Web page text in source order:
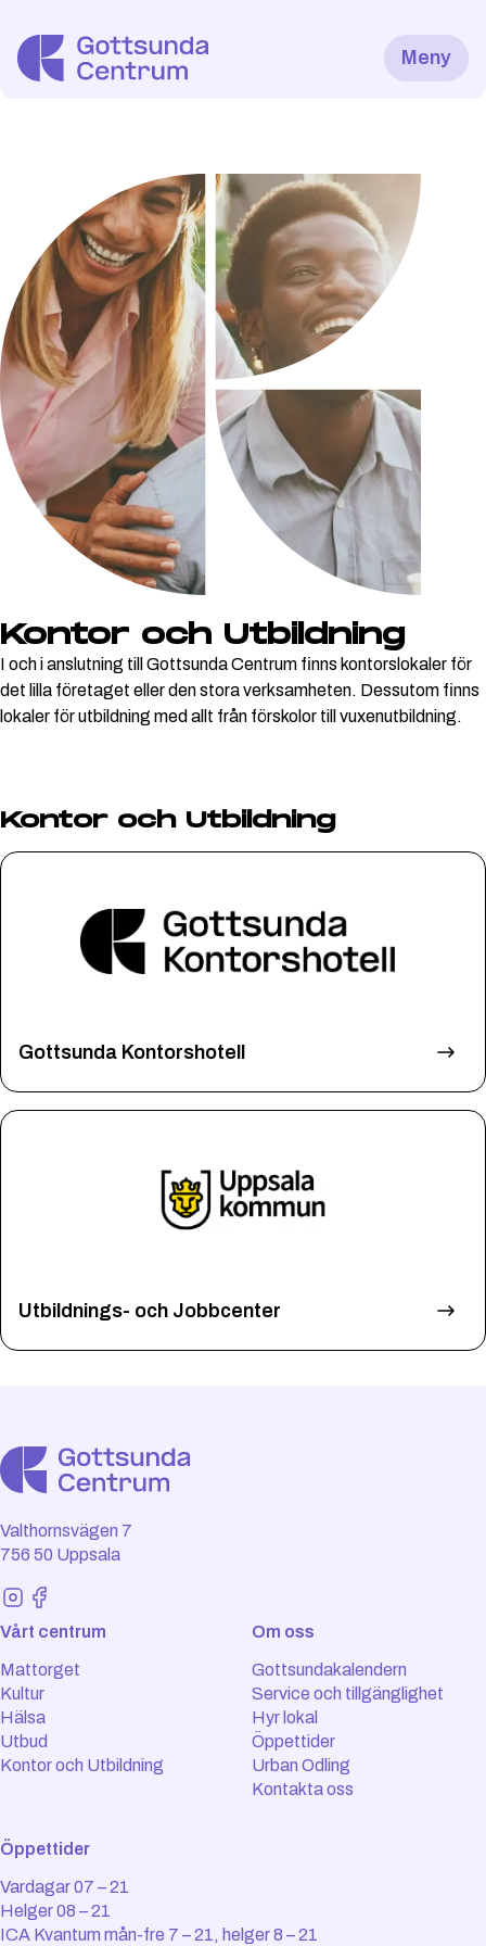
Meny
Mattorget
Kultur
Hälsa
Kontor och Utbildning
Gottsundakalendern
Öppettider
Kontor och Utbildning
I och i anslutning till Gottsunda Centrum finns kontorslokaler för
det lilla företaget eller den stora verksamheten. Dessutom finns
lokaler för utbildning med allt från förskolor till vuxenutbildning.
Kontor och Utbildning
Gottsunda Kontorshotell
Utbildnings- och Jobbcenter
Valthornsvägen 7
756 50 Uppsala
Vårt centrum
Mattorget
Kultur
Hälsa
Utbud
Kontor och Utbildning
Om oss
Gottsundakalendern
Service och tillgänglighet
Hyr lokal
Öppettider
Urban Odling
Kontakta oss
Öppettider
Vardagar 07 – 21
Helger 08 – 21
ICA Kvantum mån-fre 7 – 21, helger 8 – 21